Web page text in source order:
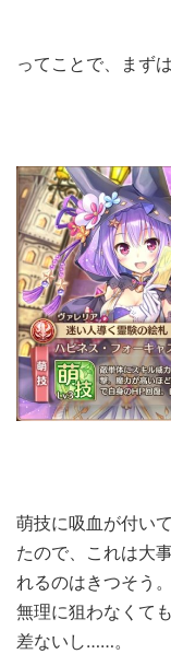
ってことで、まず
萌技に吸血が付い
たので、これは大
れるのはきつそう
無理に狙わなくて
差ないし……。